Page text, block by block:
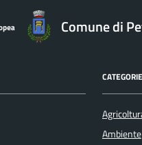
Comune di
Ambiente